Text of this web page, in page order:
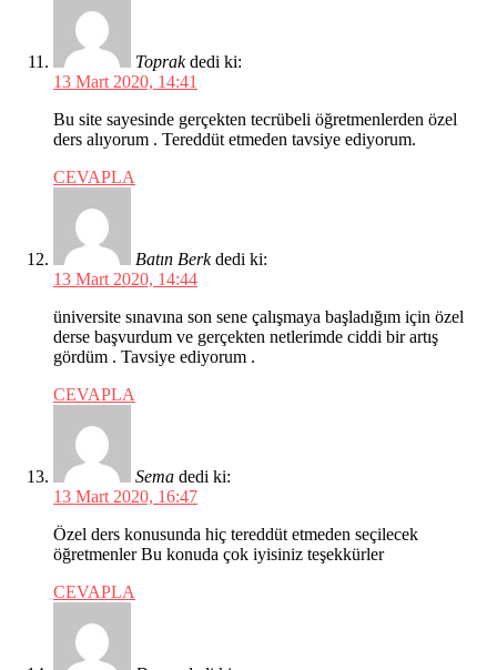
Toprak dedi ki:
13 Mart 2020, 14:41
Bu site sayesinde gerçekten tecrübeli öğretmenlerden özel
ders alıyorum . Tereddüt etmeden tavsiye ediyorum.
CEVAPLA
Batın Berk dedi ki:
13 Mart 2020, 14:44
üniversite sınavına son sene çalışmaya başladığım için özel
derse başvurdum ve gerçekten netlerimde ciddi bir artış
gördüm . Tavsiye ediyorum .
CEVAPLA
Sema dedi ki:
13 Mart 2020, 16:47
Özel ders konusunda hiç tereddüt etmeden seçilecek
öğretmenler Bu konuda çok iyisiniz teşekkürler
CEVAPLA